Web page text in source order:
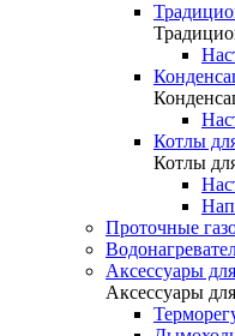
Котлы
Котлы
Проточные
Аксессуары
Аксессуары